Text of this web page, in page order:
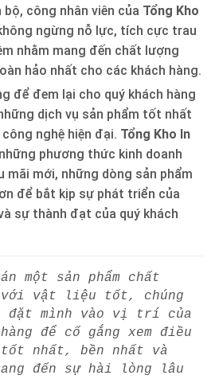
công nhân viên của Tổng Kho
ngừng nỗ lực, tích cực trau
nhằm mang đến chất lượng
hảo nhất cho các khách hàng.
để đem lại cho quý khách hàng
dịch vụ sản phẩm tốt nhất
nghệ hiện đại. Tổng Kho In
phương thức kinh doanh
mãi mới, những dòng sản phẩm
để bắt kịp sự phát triển của
sự thành đạt của quý khách
một sản phẩm chất
với vật liệu tốt, chúng
đặt mình vào vị trí của
để cố gắng xem điều
nhất, bền nhất và
đến sự hài lòng lâu